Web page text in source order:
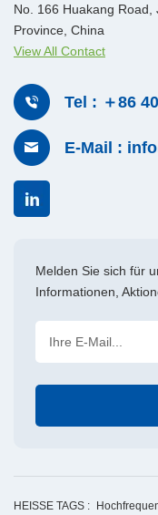
No. 166 Huakang Road,
Province, China
View All Contact
Tel : ＋86
E-Mail :
Melden Sie sich für
Informationen,
HEISSE TAGS :